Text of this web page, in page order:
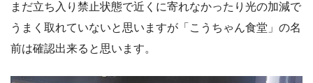
まだ立ち入り禁止状態で近くに寄れなかったり光の加減で
うまく取れていないと思いますが「こうちゃん食堂」の名
前は確認出来ると思います。